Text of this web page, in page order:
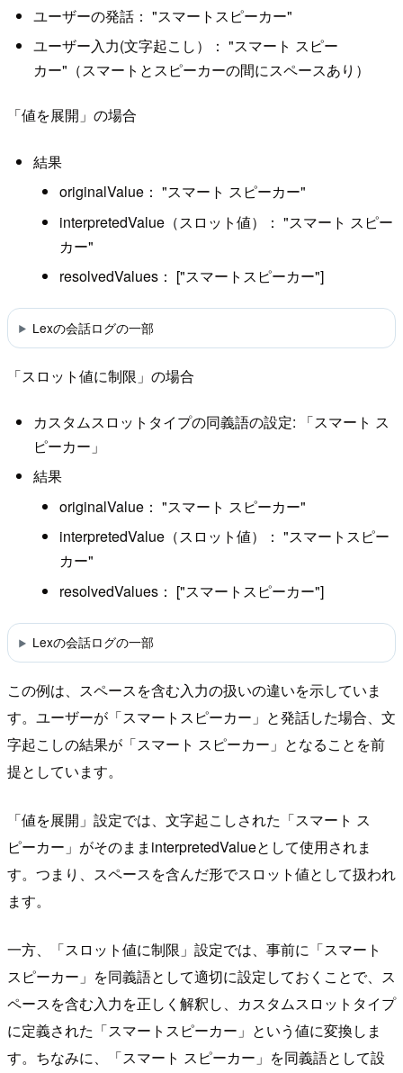
ユーザーの発話： "スマートスピーカー"
ユーザー入力(文字起こし）： "スマート スピー
カー"（スマートとスピーカーの間にスペースあり）
「値を展開」の場合
結果
originalValue： "スマート スピーカー"
interpretedValue（スロット値）： "スマート スピー
カー"
resolvedValues： ["スマートスピーカー"]
Lexの会話ログの一部
「スロット値に制限」の場合
カスタムスロットタイプの同義語の設定: 「スマート ス
ピーカー」
結果
originalValue： "スマート スピーカー"
interpretedValue（スロット値）： "スマートスピー
カー"
resolvedValues： ["スマートスピーカー"]
Lexの会話ログの一部
この例は、スペースを含む入力の扱いの違いを示していま
す。ユーザーが「スマートスピーカー」と発話した場合、文
字起こしの結果が「スマート スピーカー」となることを前
提としています。
「値を展開」設定では、文字起こしされた「スマート ス
ピーカー」がそのままinterpretedValueとして使用されま
す。つまり、スペースを含んだ形でスロット値として扱われ
ます。
一方、「スロット値に制限」設定では、事前に「スマート
スピーカー」を同義語として適切に設定しておくことで、ス
ペースを含む入力を正しく解釈し、カスタムスロットタイプ
に定義された「スマートスピーカー」という値に変換しま
す。ちなみに、「スマート スピーカー」を同義語として設